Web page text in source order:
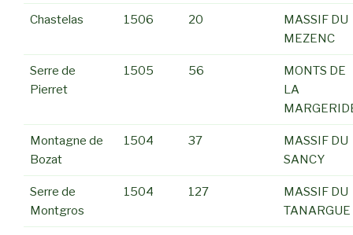
Chastelas 1506 20
MASSIF DU
MEZENC
Serre de
Pierret
1505 56
MONTS DE
LA
Montagne de
Bozat
1504 37
MASSIF DU
SANCY
Serre de
Montgros
1504 127
MASSIF DU
TANARGUE